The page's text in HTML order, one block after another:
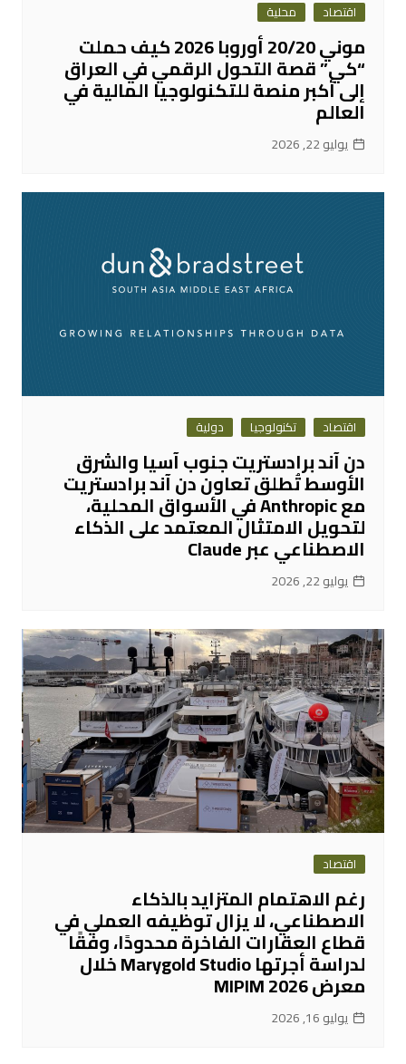
اقتصاد محلية
موني 20/20 أوروبا 2026 كيف حملت
“كي” قصة التحول الرقمي في العراق
إلى أكبر منصة للتكنولوجيا المالية في
العالم
يوليو 22, 2026
اقتصاد تكنولوجيا دولية
دن آند برادستريت جنوب آسيا والشرق
الأوسط تُطلق تعاون دن آند برادستريت
مع Anthropic في الأسواق المحلية،
لتحويل الامتثال المعتمد على الذكاء
الاصطناعي عبر Claude
يوليو 22, 2026
اقتصاد
رغم الاهتمام المتزايد بالذكاء
الاصطناعي، لا يزال توظيفه العملي في
قطاع العقارات الفاخرة محدودًا، وفقًا
لدراسة أجرتها Marygold Studio خلال
معرض MIPIM 2026
يوليو 16, 2026